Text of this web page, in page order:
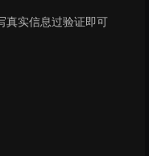
真实信息过验证即可